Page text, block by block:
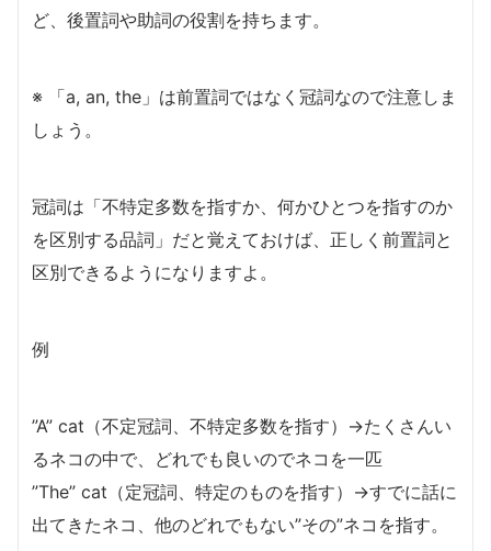
ど、後置詞や助詞の役割を持ちます。
※ 「a, an, the」は前置詞ではなく冠詞なので注意しま
しょう。
冠詞は「不特定多数を指すか、何かひとつを指すのか
を区別する品詞」だと覚えておけば、正しく前置詞と
区別できるようになりますよ。
例
”A” cat（不定冠詞、不特定多数を指す）→たくさんい
るネコの中で、どれでも良いのでネコを一匹
”The” cat（定冠詞、特定のものを指す）→すでに話に
出てきたネコ、他のどれでもない”その”ネコを指す。